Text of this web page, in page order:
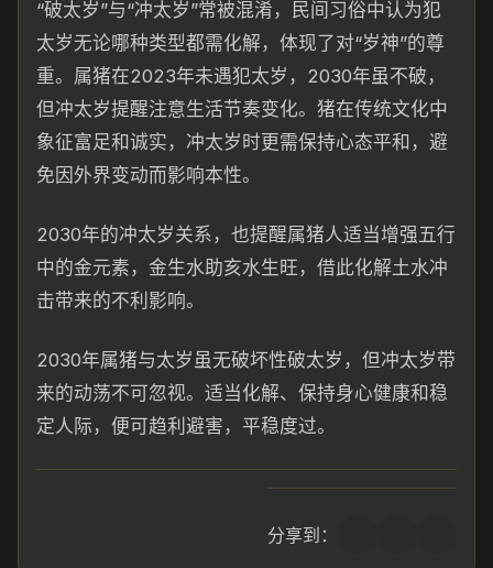
“破太岁”与“冲太岁”常被混淆，民间习俗中认为犯
太岁无论哪种类型都需化解，体现了对“岁神”的尊
重。属猪在2023年未遇犯太岁，2030年虽不破，
但冲太岁提醒注意生活节奏变化。猪在传统文化中
象征富足和诚实，冲太岁时更需保持心态平和，避
免因外界变动而影响本性。
2030年的冲太岁关系，也提醒属猪人适当增强五行
中的金元素，金生水助亥水生旺，借此化解土水冲
击带来的不利影响。
2030年属猪与太岁虽无破坏性破太岁，但冲太岁带
来的动荡不可忽视。适当化解、保持身心健康和稳
定人际，便可趋利避害，平稳度过。
分享到：